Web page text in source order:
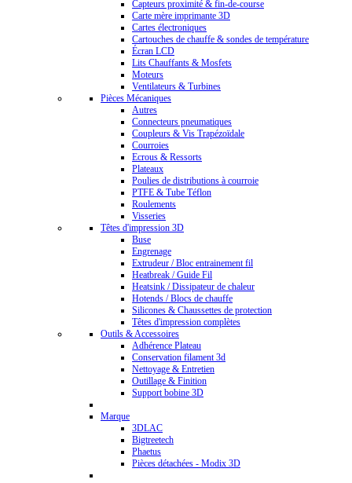
Capteurs proximité & fin-de-course
Carte mère imprimante 3D
Cartes électroniques
Cartouches de chauffe & sondes de température
Écran LCD
Lits Chauffants & Mosfets
Moteurs
Ventilateurs & Turbines
Pièces Mécaniques
Autres
Connecteurs pneumatiques
Coupleurs & Vis Trapézoïdale
Courroies
Ecrous & Ressorts
Plateaux
Poulies de distributions à courroie
PTFE & Tube Téflon
Roulements
Visseries
Têtes d'impression 3D
Buse
Engrenage
Extrudeur / Bloc entrainement fil
Heatbreak / Guide Fil
Heatsink / Dissipateur de chaleur
Hotends / Blocs de chauffe
Silicones & Chaussettes de protection
Têtes d'impression complètes
Outils & Accessoires
Adhérence Plateau
Conservation filament 3d
Nettoyage & Entretien
Outillage & Finition
Support bobine 3D
Marque
3DLAC
Bigtreetech
Phaetus
Pièces détachées - Modix 3D